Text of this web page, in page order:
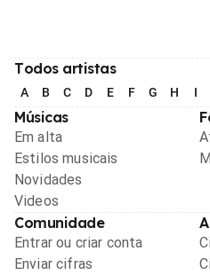
Todos artistas
A B C D E F G H I
Músicas
Em alta
Estilos musicais
Novidades
Videos
Comunidade
Entrar ou criar conta
Enviar cifras